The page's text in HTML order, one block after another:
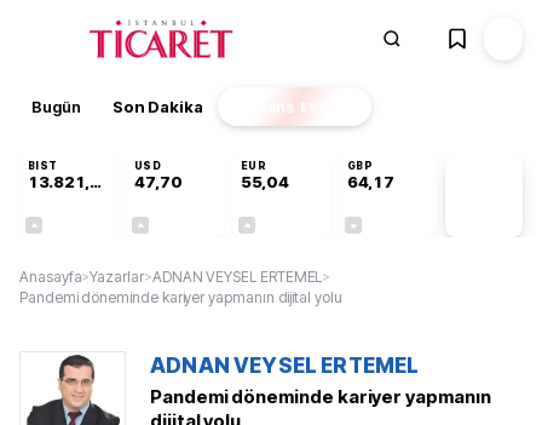
Bugün Son Dakika Finans EKSTRA
BIST
13.821,48
USD
47,70
EUR
55,04
GBP
64,17
Anasayfa>Yazarlar>ADNAN VEYSEL ERTEMEL>
Pandemi döneminde kariyer yapmanın dijital yolu
ADNAN VEYSEL ERTEMEL
Pandemi döneminde kariyer yapmanın